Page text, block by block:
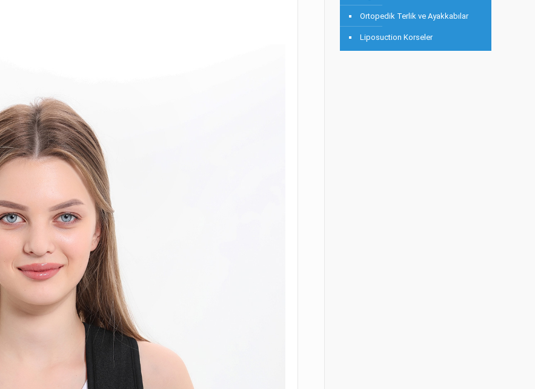
Ortopedik Terlik ve Ayakkabılar
Liposuction Korseler